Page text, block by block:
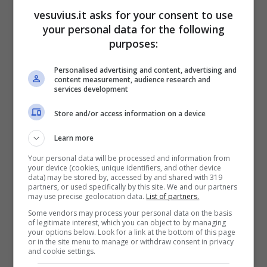
60,7%. La percentuale del personale del mondo
della scuola (compreso quello delle università) è
del 83,51%, infine quella delle forze dell’ordine
LEGGI ANCHE –>Campania, ecco il
‘passaporto vaccinale’: come funziona
vesuvius.it asks for your consent to use
your personal data for the following
purposes:
Personalised advertising and content, advertising and
content measurement, audience research and
services development
Store and/or access information on a device
Learn more
Your personal data will be processed and information from
your device (cookies, unique identifiers, and other device
data) may be stored by, accessed by and shared with 319
partners, or used specifically by this site. We and our partners
may use precise geolocation data. List of partners.
Some vendors may process your personal data on the basis
of legitimate interest, which you can object to by managing
your options below. Look for a link at the bottom of this page
or in the site menu to manage or withdraw consent in privacy
and cookie settings.